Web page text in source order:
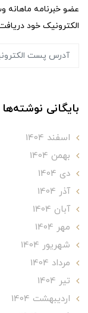
عضو خبرنامه
الکترونیک خود
بایگانی نوشته‌ها
اسفند 1404
بهمن 1404
دی 1404
آذر 1404
آبان 1404
مهر 1404
شهریور 1404
مرداد 1404
تير 1404
ارديبهشت 1404